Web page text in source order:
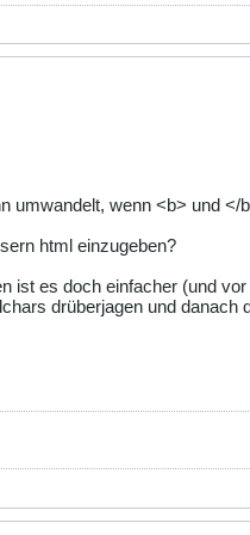
umwandelt, wenn <b> und </
html einzugeben?
ist es doch einfacher (und
drüberjagen und danach